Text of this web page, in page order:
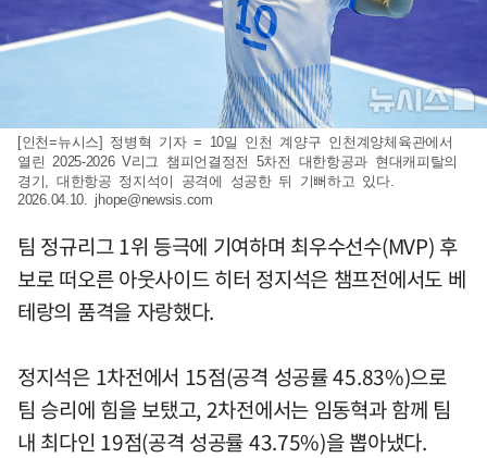
[인천=뉴시스] 정병혁 기자 = 10일 인천 계양구 인천계양체육관에서
열린 2025-2026 V리그 챔피언결정전 5차전 대한항공과 현대캐피탈의
경기, 대한항공 정지석이 공격에 성공한 뒤 기뻐하고 있다.
2026.04.10. jhope@newsis.com
팀 정규리그 1위 등극에 기여하며 최우수선수(MVP) 후
보로 떠오른 아웃사이드 히터 정지석은 챔프전에서도 베
테랑의 품격을 자랑했다.
정지석은 1차전에서 15점(공격 성공률 45.83%)으로
팀 승리에 힘을 보탰고, 2차전에서는 임동혁과 함께 팀
내 최다인 19점(공격 성공률 43.75%)을 뽑아냈다.